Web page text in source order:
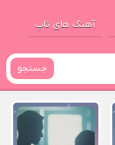
آهنگ های تاپ
جستجو